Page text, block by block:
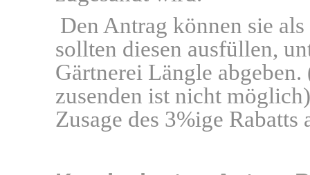
Den Antrag können sie
sollten diesen ausfüllen,
Gärtnerei Längle
zusenden ist nicht
Zusage des 3%ige